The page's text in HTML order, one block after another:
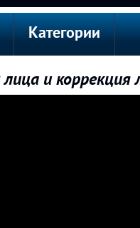
Категории
и коррекция